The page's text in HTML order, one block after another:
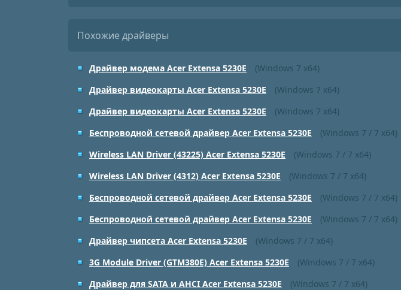
Похожие драйверы
Драйвер модема Acer Extensa 5230E
(Windows 7 x64)
Драйвер видеокарты Acer Extensa 5230E
(Windows 7 x64)
Драйвер видеокарты Acer Extensa 5230E
(Windows 7 x64)
Беспроводной сетевой драйвер Acer Extensa 5230E
(Windows 7 / 7 x64)
Wireless LAN Driver (43225) Acer Extensa 5230E
(Windows 7 / 7 x64)
Wireless LAN Driver (4312) Acer Extensa 5230E
(Windows 7 / 7 x64)
Беспроводной сетевой драйвер Acer Extensa 5230E
(Windows 7 / 7 x64)
Беспроводной сетевой драйвер Acer Extensa 5230E
(Windows 7 / 7 x64)
Драйвер чипсета Acer Extensa 5230E
(Windows 7 / 7 x64)
3G Module Driver (GTM380E) Acer Extensa 5230E
(Windows 7 / 7 x64)
Драйвер для SATA и AHCI Acer Extensa 5230E
(Windows 7 / 7 x64)